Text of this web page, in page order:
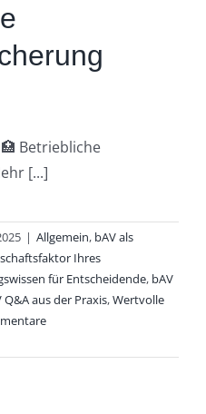
Betriebliche
[...]
| Allgemein, bAV als
Ihres
für Entscheidende, bAV
Q&A aus der Praxis,Wertvolle